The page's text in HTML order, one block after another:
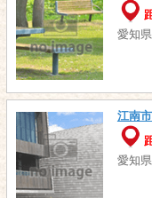
愛知
江南
愛知